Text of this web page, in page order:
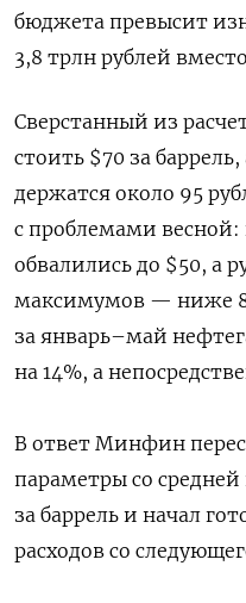
бюджета превысит
3,8 трлн рублей
Сверстанный из
стоить $70 за баррель,
держатся около 95
с проблемами весной:
обвалились до $50, а
максимумов — ниже
за январь–май
на 14%, а
В ответ Минфин
параметры со
за баррель и начал
расходов со